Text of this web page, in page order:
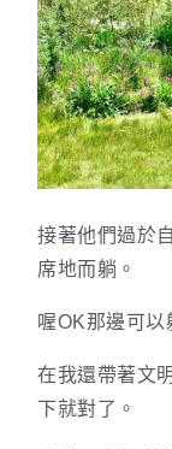
接著他們過於
席地而躺。
喔OK那邊可以
在我還帶著文
下就對了。